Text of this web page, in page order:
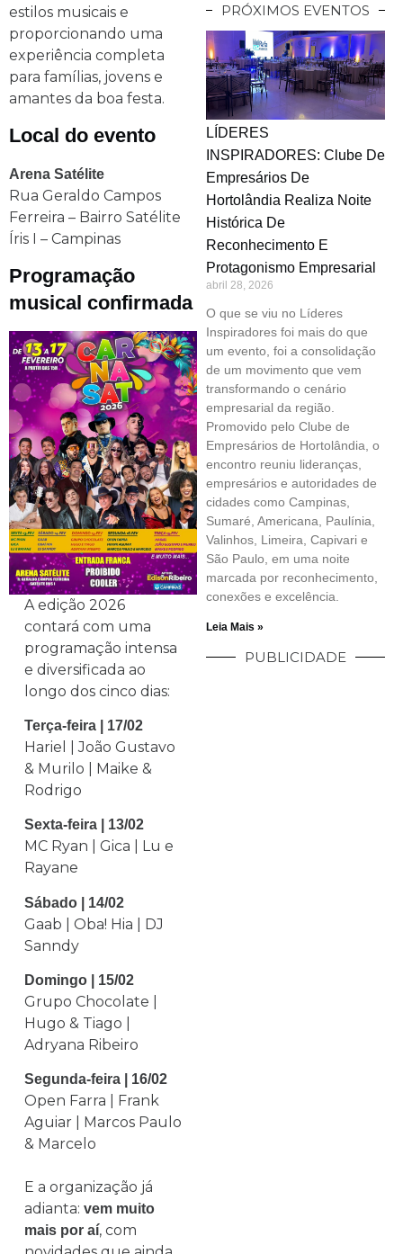
estilos musicais e
proporcionando uma
experiência completa
para famílias, jovens e
amantes da boa festa.
Local do evento
Arena Satélite
Rua Geraldo Campos
Ferreira – Bairro Satélite
Íris I – Campinas
Programação
musical confirmada
A edição 2026
contará com uma
programação intensa
e diversificada ao
longo dos cinco dias:
Terça-feira | 17/02
Hariel | João Gustavo
& Murilo | Maike &
Rodrigo
Sexta-feira | 13/02
MC Ryan | Gica | Lu e
Rayane
Sábado | 14/02
Gaab | Oba! Hia | DJ
Sanndy
Domingo | 15/02
Grupo Chocolate |
Hugo & Tiago |
Adryana Ribeiro
Segunda-feira | 16/02
Open Farra | Frank
Aguiar | Marcos Paulo
& Marcelo
E a organização já
adianta: vem muito
mais por aí, com
PRÓXIMOS EVENTOS
LÍDERES
INSPIRADORES: Clube De
Empresários De
Hortolândia Realiza Noite
Histórica De
Reconhecimento E
Protagonismo Empresarial
abril 28, 2026
O que se viu no Líderes
Inspiradores foi mais do que
um evento, foi a consolidação
de um movimento que vem
transformando o cenário
empresarial da região.
Promovido pelo Clube de
Empresários de Hortolândia, o
encontro reuniu lideranças,
empresários e autoridades de
cidades como Campinas,
Sumaré, Americana, Paulínia,
Valinhos, Limeira, Capivari e
São Paulo, em uma noite
marcada por reconhecimento,
conexões e excelência.
Leia Mais »
PUBLICIDADE